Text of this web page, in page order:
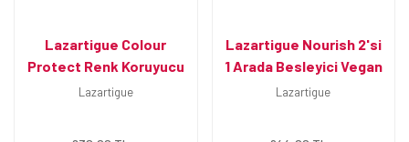
Lazartigue Colour
Protect Renk Koruyucu
Vegan Şampuan 250 ml
Lazartigue
Lazartigue Nourish 2'si
1 Arada Besleyici Vegan
Şampuan 150 ml
Lazartigue